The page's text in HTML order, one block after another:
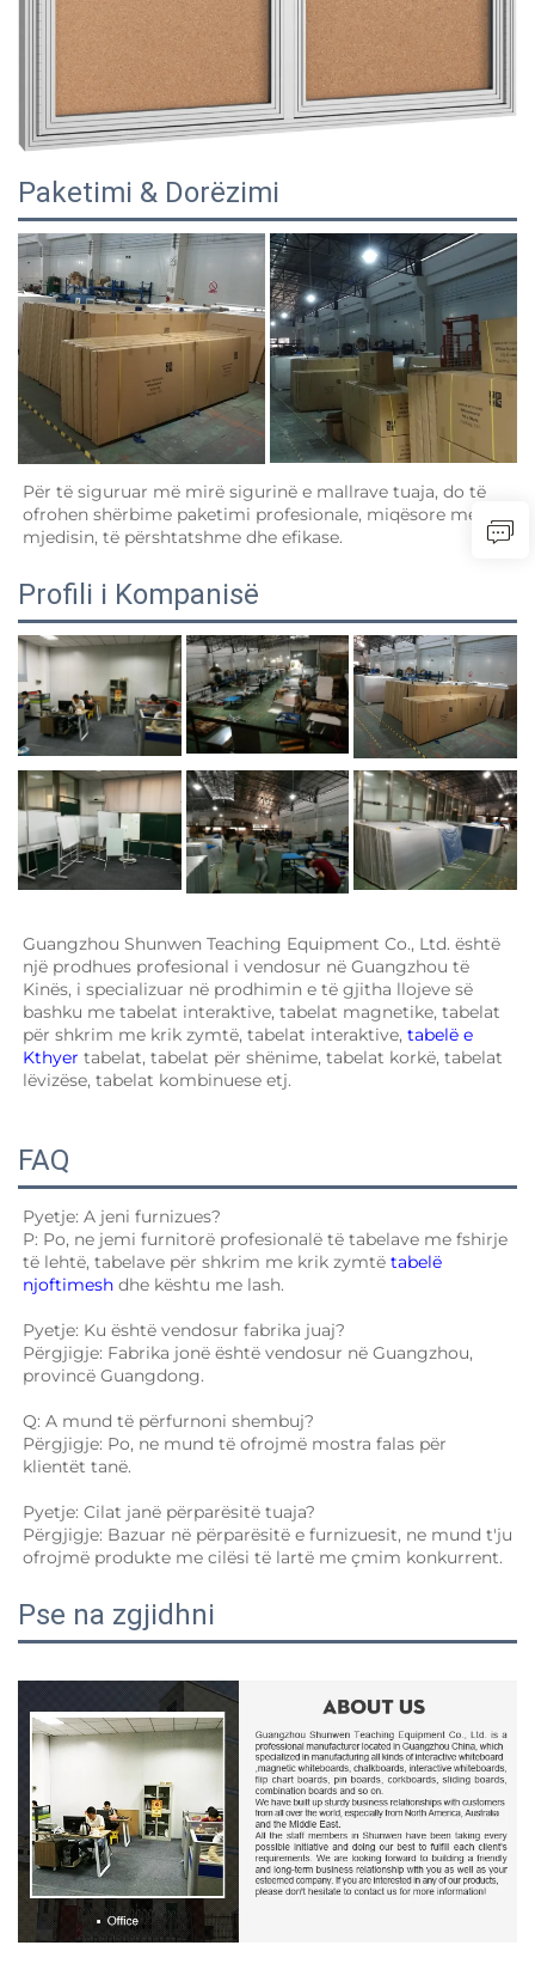
Paketimi & Dorëzimi
Për të siguruar më mirë sigurinë e mallrave tuaja, do të
ofrohen shërbime paketimi profesionale, miqësore me
mjedisin, të përshtatshme dhe efikase.
Profili i Kompanisë
Guangzhou Shunwen Teaching Equipment Co., Ltd. është
një prodhues profesional i vendosur në Guangzhou të
Kinës, i specializuar në prodhimin e të gjitha llojeve së
bashku me tabelat interaktive, tabelat magnetike, tabelat
për shkrim me krik zymtë, tabelat interaktive, tabelë e
Kthyer tabelat, tabelat për shënime, tabelat korkë, tabelat
lëvizëse, tabelat kombinuese etj.
FAQ
Pyetje: A jeni furnizues?
P: Po, ne jemi furnitorë profesionalë të tabelave me fshirje
të lehtë, tabelave për shkrim me krik zymtë tabelë
njoftimesh dhe kështu me lash.
Pyetje: Ku është vendosur fabrika juaj?
Përgjigje: Fabrika jonë është vendosur në Guangzhou,
provincë Guangdong.
Q: A mund të përfurnoni shembuj?
Përgjigje: Po, ne mund të ofrojmë mostra falas për
klientët tanë.
Pyetje: Cilat janë përparësitë tuaja?
Përgjigje: Bazuar në përparësitë e furnizuesit, ne mund t'ju
ofrojmë produkte me cilësi të lartë me çmim konkurrent.
Pse na zgjidhni